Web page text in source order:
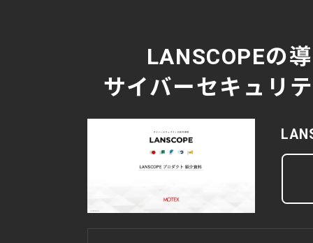
LANSCOPEの
サイバーセキュリ